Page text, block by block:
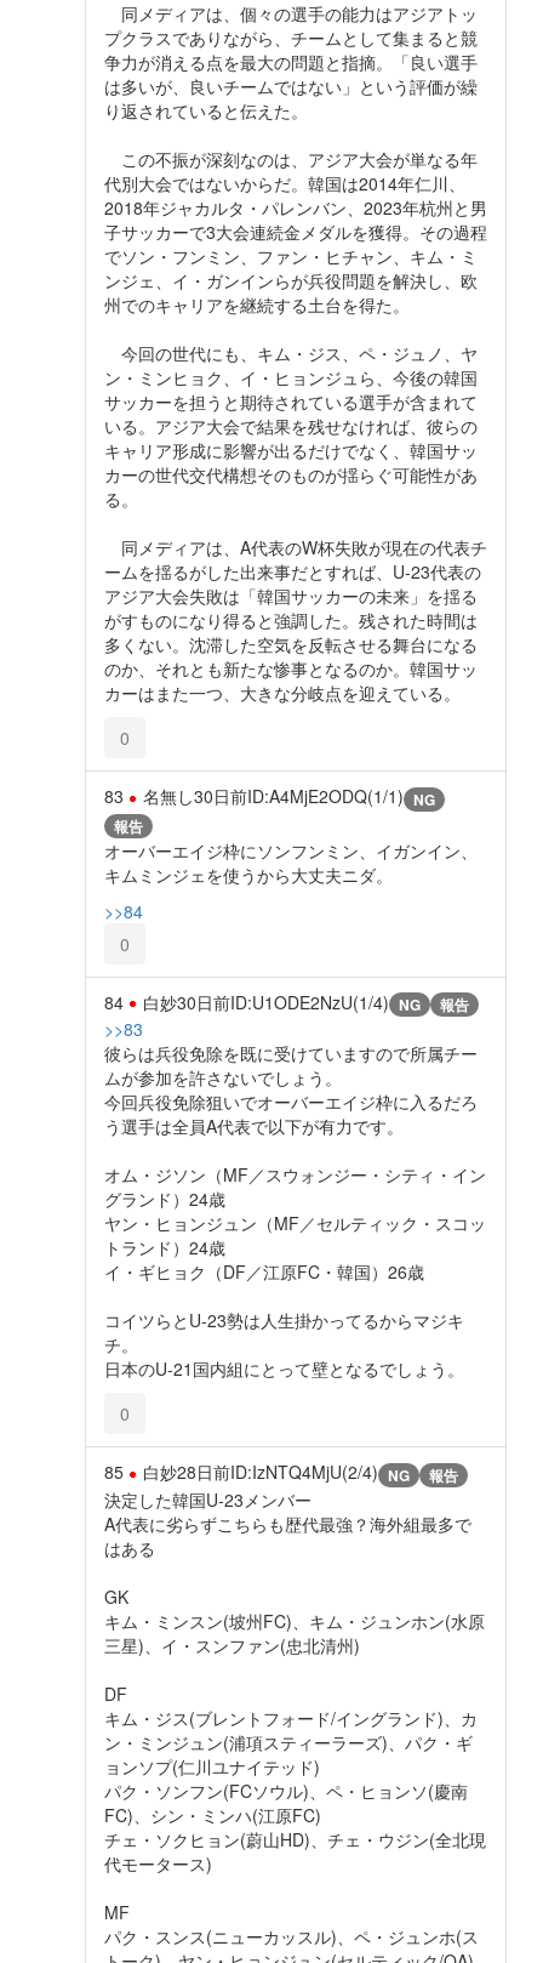
同メディアは、個々の選手の能力はアジアトッ
プクラスでありながら、チームとして集まると競
争力が消える点を最大の問題と指摘。「良い選手
は多いが、良いチームではない」という評価が繰
り返されていると伝えた。
この不振が深刻なのは、アジア大会が単なる年
代別大会ではないからだ。韓国は2014年仁川、
2018年ジャカルタ・パレンバン、2023年杭州と男
子サッカーで3大会連続金メダルを獲得。その過程
でソン・フンミン、ファン・ヒチャン、キム・ミ
ンジェ、イ・ガンインらが兵役問題を解決し、欧
州でのキャリアを継続する土台を得た。
今回の世代にも、キム・ジス、ペ・ジュノ、ヤ
ン・ミンヒョク、イ・ヒョンジュら、今後の韓国
サッカーを担うと期待されている選手が含まれて
いる。アジア大会で結果を残せなければ、彼らの
キャリア形成に影響が出るだけでなく、韓国サッ
カーの世代交代構想そのものが揺らぐ可能性があ
る。
同メディアは、A代表のW杯失敗が現在の代表チ
ームを揺るがした出来事だとすれば、U-23代表の
アジア大会失敗は「韓国サッカーの未来」を揺る
がすものになり得ると強調した。残された時間は
多くない。沈滞した空気を反転させる舞台になる
のか、それとも新たな惨事となるのか。韓国サッ
カーはまた一つ、大きな分岐点を迎えている。
0
83 名無し30日前ID:A4MjE2ODQ(1/1) NG
報告
オーバーエイジ枠にソンフンミン、イガンイン、
キムミンジェを使うから大丈夫ニダ。
>>84
0
84 白妙30日前ID:U1ODE2NzU(1/4) NG 報告
>>83
彼らは兵役免除を既に受けていますので所属チー
ムが参加を許さないでしょう。
今回兵役免除狙いでオーバーエイジ枠に入るだろ
う選手は全員A代表で以下が有力です。
オム・ジソン（MF／スウォンジー・シティ・イン
グランド）24歳
ヤン・ヒョンジュン（MF／セルティック・スコッ
トランド）24歳
イ・ギヒョク（DF／江原FC・韓国）26歳
コイツらとU-23勢は人生掛かってるからマジキ
チ。
日本のU-21国内組にとって壁となるでしょう。
0
85 白妙28日前ID:IzNTQ4MjU(2/4) NG 報告
決定した韓国U-23メンバー
A代表に劣らずこちらも歴代最強？海外組最多で
はある
GK
キム・ミンスン(坡州FC)、キム・ジュンホン(水原
三星)、イ・スンファン(忠北清州)
DF
キム・ジス(ブレントフォード/イングランド)、カ
ン・ミンジュン(浦項スティーラーズ)、パク・ギ
ョンソプ(仁川ユナイテッド)
パク・ソンフン(FCソウル)、ペ・ヒョンソ(慶南
FC)、シン・ミンハ(江原FC)
チェ・ソクヒョン(蔚山HD)、チェ・ウジン(全北現
代モータース)
MF
パク・スンス(ニューカッスル)、ペ・ジュンホ(ス